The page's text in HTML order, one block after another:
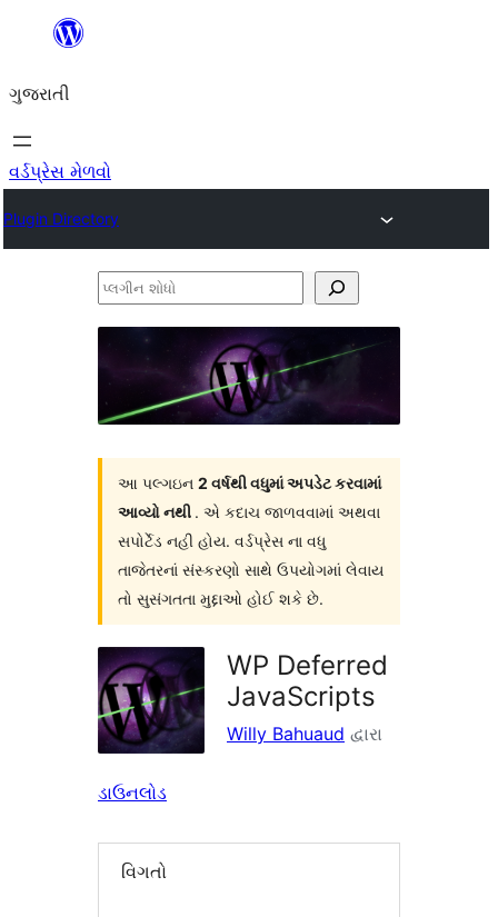
કંટેન્ટ(લખાણ)
જાઓ
ગુજરાતી
વર્ડપ્રેસ મેળવો
Plugin Directory
પ્લગીન
આ પલ્ગઇન 2 વર્ષથી વધુમાં અપડેટ કરવામાં
આવ્યો નથી . એ કદાચ જાળવવામાં અથવા
સપોર્ટેડ નહી હોય. વર્ડપ્રેસ ના વધુ
તાજેતરનાં સંસ્કરણો સાથે ઉપયોગમાં લેવાય
તો સુસંગતતા મુદ્દાઓ હોઈ શકે છે.
WP Deferred
JavaScripts
Willy Bahuaud દ્વારા
ડાઉનલોડ
વિગતો